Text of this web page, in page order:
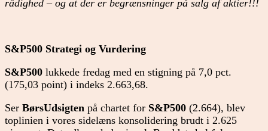
rådighed – og at der er begrænsninger på salg af aktier!!!
S&P500 Strategi og Vurdering
S&P500 lukkede fredag med en stigning på 7,0 pct.
(175,03 point) i indeks 2.663,68.
Ser BørsUdsigten på chartet for S&P500 (2.664), blev
toplinien i vores sidelæns konsolidering brudt i 2.625